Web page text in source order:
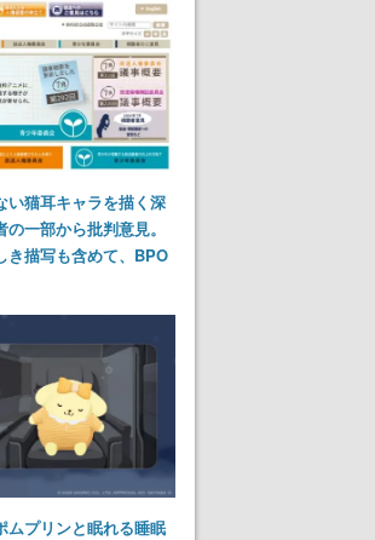
い猫耳キャラを描く深
一部から批判意見。
き描写も含めて、BPO
ムプリンと眠れる睡眠